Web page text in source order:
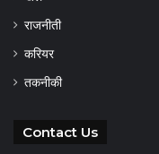
राजनीती
करियर
तकनीकी
Contact Us